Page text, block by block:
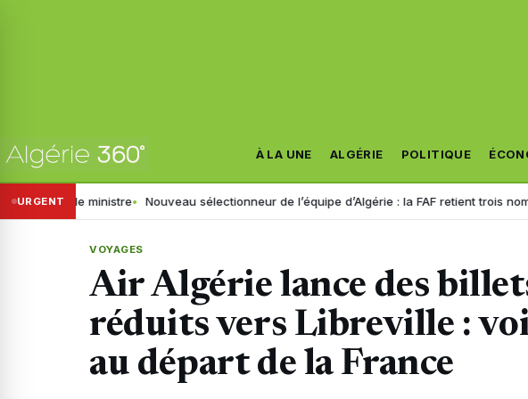
À LA UNE ALGÉRIE POLITIQUE
URGENT
le ministre Nouveau sélectionneur de l’équipe d’Algérie : la FAF retient trois noms
VOYAGES
Air Algérie lance des
réduits vers Libreville :
au départ de la France